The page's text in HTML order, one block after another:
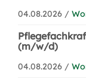
04.08.2026 /
(m/w/d)
04.08.2026 /